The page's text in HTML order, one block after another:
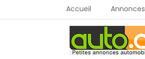
Accueil Annonces